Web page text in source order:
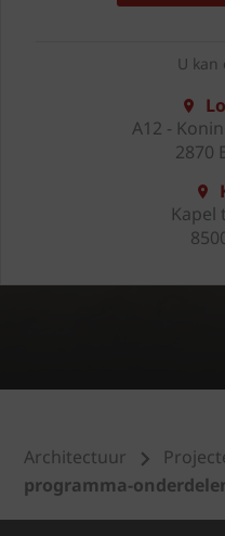
U kan
A12 -
2870
Kapel
Architectuur
programma-